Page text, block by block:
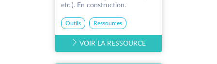
etc.). En construction.
Outils Ressources
VOIR LA RESSOURCE